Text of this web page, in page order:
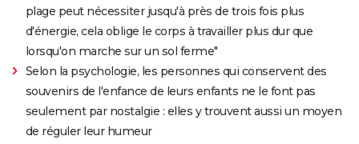
plage peut nécessiter jusqu'à près de trois fois plus
d'énergie, cela oblige le corps à travailler plus dur que
lorsqu'on marche sur un sol ferme"
Selon la psychologie, les personnes qui conservent des
souvenirs de l'enfance de leurs enfants ne le font pas
seulement par nostalgie : elles y trouvent aussi un moyen
de réguler leur humeur